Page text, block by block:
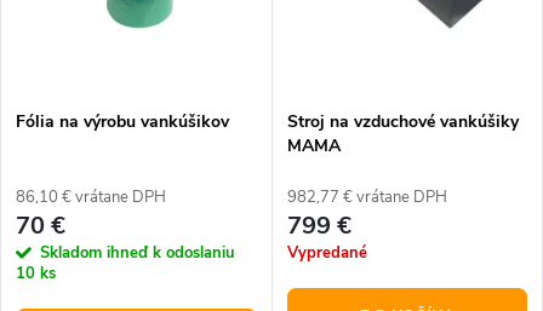
e
p
r
s
r
o
Fólia na výrobu vankúšikov
86,10 € vrátane DPH
70 €
Skladom ihneď k odoslaniu
10 ks
Stroj na vzduchové vankúšiky
MAMA
982,77 € vrátane DPH
799 €
Vypredané